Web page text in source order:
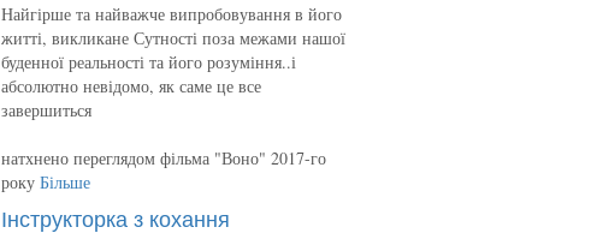
Найгірше та найважче випробовування в його
житті, викликане Сутності поза межами нашої
буденної реальності та його розуміння..і
абсолютно невідомо, як саме це все
завершиться
натхнено переглядом фільма "Воно" 2017-го
року Більше
Інструкторка з кохання